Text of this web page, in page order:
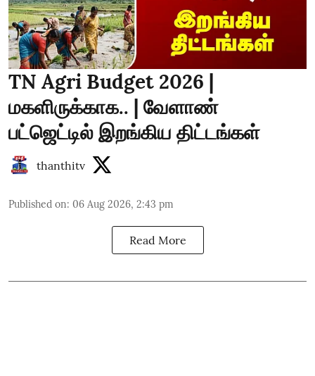
TN Agri Budget 2026 |
மகளிருக்காக.. | வேளாண்
பட்ஜெட்டில் இறங்கிய திட்டங்கள்
thanthitv
Published on: 06 Aug 2026, 2:43 pm
Read More